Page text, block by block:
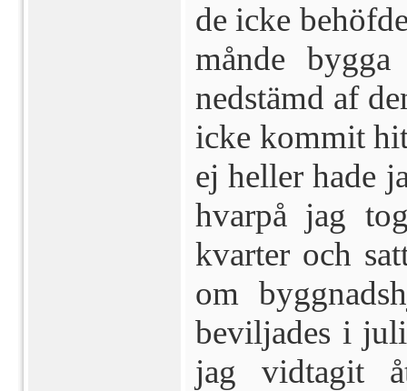
de icke
månde
nedstämd af
icke kommit
ej heller hade
hvarpå jag
kvarter och
om
beviljades i
jag vidtagit